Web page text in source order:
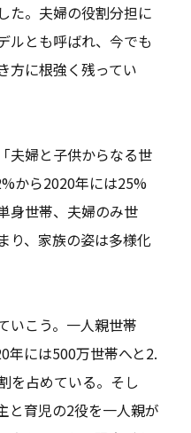
た。夫婦の役割分担に
ルとも呼ばれ、今でも
方に根強く残ってい
夫婦と子供からなる世
から2020年には25%
身世帯、夫婦のみ世
り、家族の姿は多様化
いこう。一人親世帯
年には500万世帯へと2.
を占めている。そし
と育児の2役を一人親が